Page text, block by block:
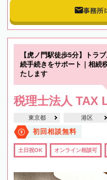
事務所
【虎ノ門駅徒歩5分】トラ
続手続きをサポート｜相続
たします
税理士法人 TAX
東京都 港区
初回相談無料
土日祝OK オンライン相談可